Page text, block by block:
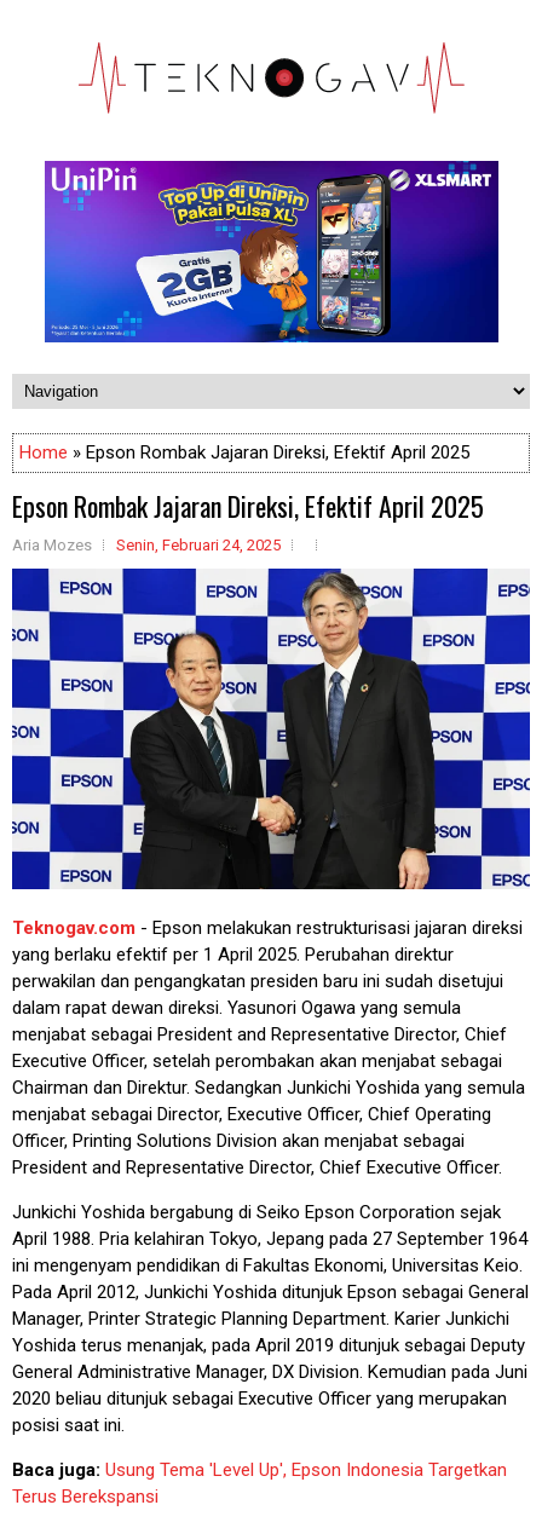
Home » Epson Rombak Jajaran Direksi, Efektif April 2025
Epson Rombak Jajaran Direksi, Efektif April 2025
Aria Mozes Senin, Februari 24, 2025
Teknogav.com - Epson melakukan restrukturisasi jajaran direksi
yang berlaku efektif per 1 April 2025. Perubahan direktur
perwakilan dan pengangkatan presiden baru ini sudah disetujui
dalam rapat dewan direksi. Yasunori Ogawa yang semula
menjabat sebagai President and Representative Director, Chief
Executive Officer, setelah perombakan akan menjabat sebagai
Chairman dan Direktur. Sedangkan Junkichi Yoshida yang semula
menjabat sebagai Director, Executive Officer, Chief Operating
Officer, Printing Solutions Division akan menjabat sebagai
President and Representative Director, Chief Executive Officer.
Junkichi Yoshida bergabung di Seiko Epson Corporation sejak
April 1988. Pria kelahiran Tokyo, Jepang pada 27 September 1964
ini mengenyam pendidikan di Fakultas Ekonomi, Universitas Keio.
Pada April 2012, Junkichi Yoshida ditunjuk Epson sebagai General
Manager, Printer Strategic Planning Department. Karier Junkichi
Yoshida terus menanjak, pada April 2019 ditunjuk sebagai Deputy
General Administrative Manager, DX Division. Kemudian pada Juni
2020 beliau ditunjuk sebagai Executive Officer yang merupakan
posisi saat ini.
Baca juga: Usung Tema 'Level Up', Epson Indonesia Targetkan
Terus Berekspansi